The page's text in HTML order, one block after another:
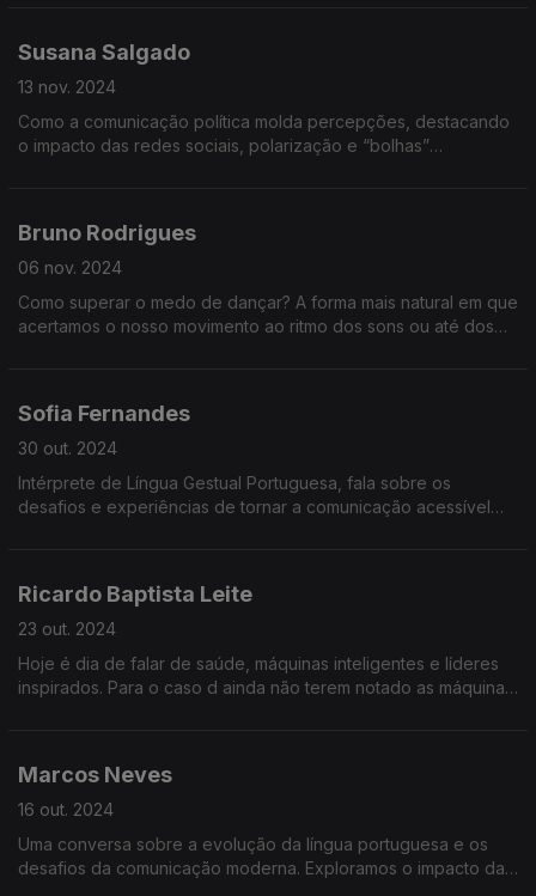
Susana Salgado
13 nov. 2024
Como a comunicação política molda percepções, destacando
o impacto das redes sociais, polarização e “bolhas”
Bruno Rodrigues
06 nov. 2024
Como superar o medo de dançar? A forma mais natural em que
acertamos o nosso movimento ao ritmo dos sons ou até dos
Sofia Fernandes
30 out. 2024
Intérprete de Língua Gestual Portuguesa, fala sobre os
desafios e experiências de tornar a comunicação acessível
Ricardo Baptista Leite
23 out. 2024
Hoje é dia de falar de saúde, máquinas inteligentes e líderes
inspirados. Para o caso d ainda não terem notado as máquinas
Marcos Neves
16 out. 2024
Uma conversa sobre a evolução da língua portuguesa e os
desafios da comunicação moderna. Exploramos o impacto das